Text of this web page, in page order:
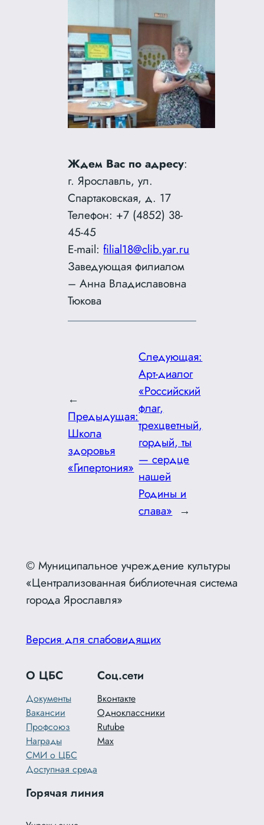
Ждем Вас по адресу:
г. Ярославль, ул.
Спартаковская, д. 17
Телефон: +7 (4852) 38-
45-45
E-mail:filial18@clib.yar.ru
Заведующая филиалом
– Анна Владиславовна
Тюкова
←
Предыдущая:
Школа
здоровья
«Гипертония»
Следующая:
Арт-диалог
«Российский
флаг,
трехцветный,
гордый, ты
— сердце
нашей
Родины и
слава» →
© Муниципальное учреждение культуры
«Централизованная библиотечная система
города Ярославля»
Версия для слабовидящих
О ЦБС
Документы
Вакансии
Профсоюз
Награды
СМИ о ЦБС
Доступная среда
Соц.сети
Вконтакте
Одноклассники
Rutube
Max
Горячая линия